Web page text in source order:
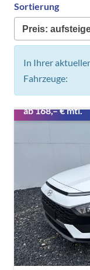
Sortierung
In Ihrer
Fahrzeuge:
ab 168,– € mtl.